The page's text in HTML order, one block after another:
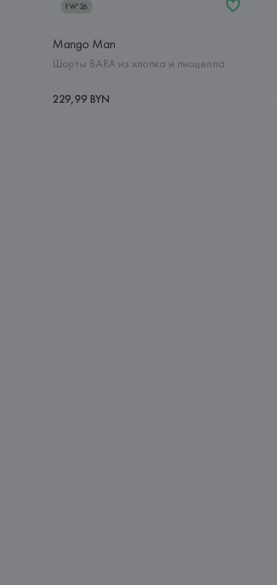
FW'26
Mango Man
Шорты BARA из хлопка и лиоцелла
229,99 BYN